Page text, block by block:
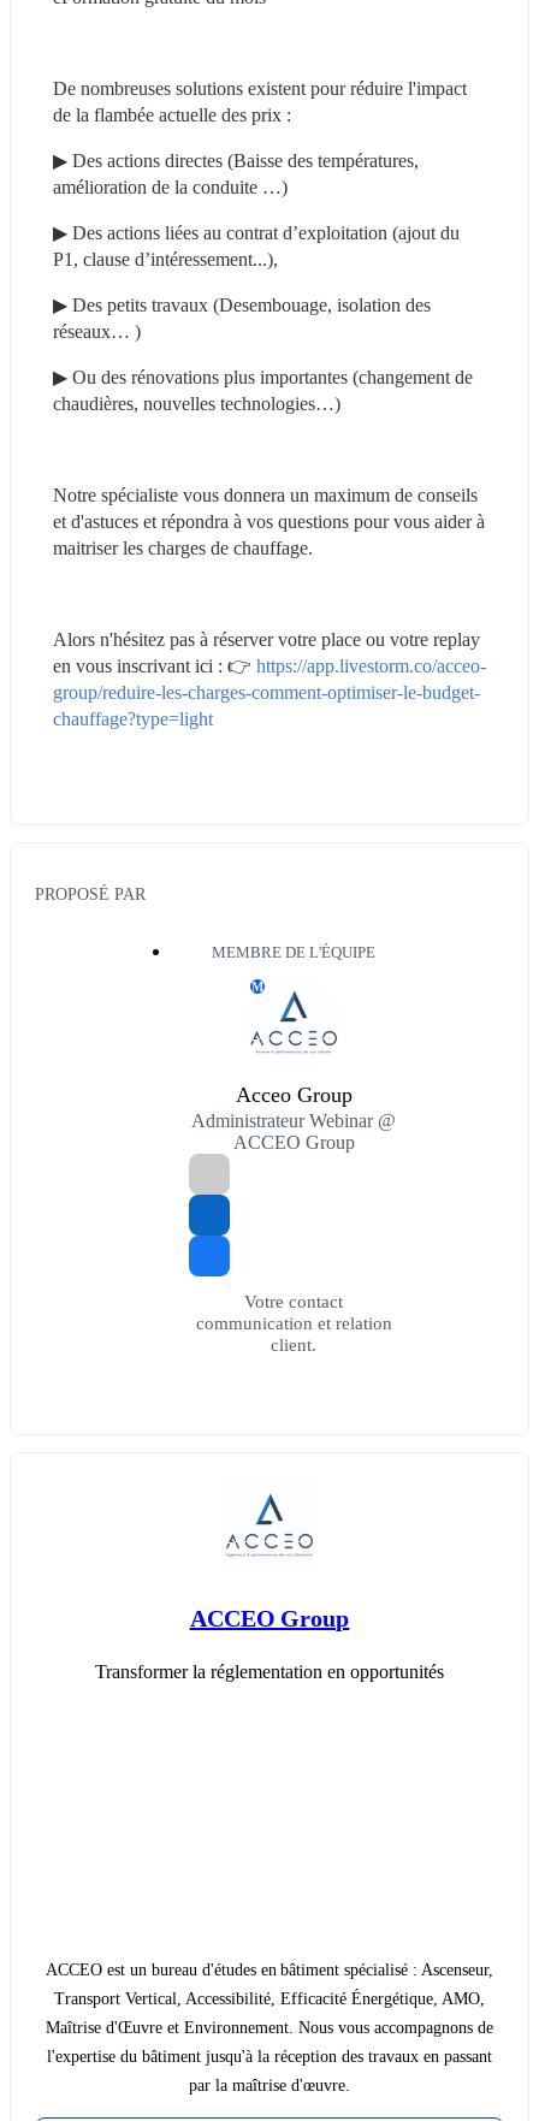
De nombreuses solutions existent pour réduire l'impact
de la flambée actuelle des prix :
▶ Des actions directes (Baisse des températures,
amélioration de la conduite …)
▶ Des actions liées au contrat d’exploitation (ajout du
P1, clause d’intéressement...),
▶ Des petits travaux (Desembouage, isolation des
réseaux… )
▶ Ou des rénovations plus importantes (changement de
chaudières, nouvelles technologies…)
Notre spécialiste vous donnera un maximum de conseils
et d'astuces et répondra à vos questions pour vous aider à
maitriser les charges de chauffage.
Alors n'hésitez pas à réserver votre place ou votre replay
en vous inscrivant ici : 👉 https://app.livestorm.co/acceo-
group/reduire-les-charges-comment-optimiser-le-budget-
chauffage?type=light
PROPOSÉ PAR
MEMBRE DE L'ÉQUIPE
M
Acceo Group
Administrateur Webinar @
ACCEO Group
Votre contact
communication et relation
client.
ACCEO Group
Transformer la réglementation en opportunités
ACCEO est un bureau d'études en bâtiment spécialisé : Ascenseur,
Transport Vertical, Accessibilité, Efficacité Énergétique, AMO,
Maîtrise d'Œuvre et Environnement. Nous vous accompagnons de
l'expertise du bâtiment jusqu'à la réception des travaux en passant
par la maîtrise d'œuvre.